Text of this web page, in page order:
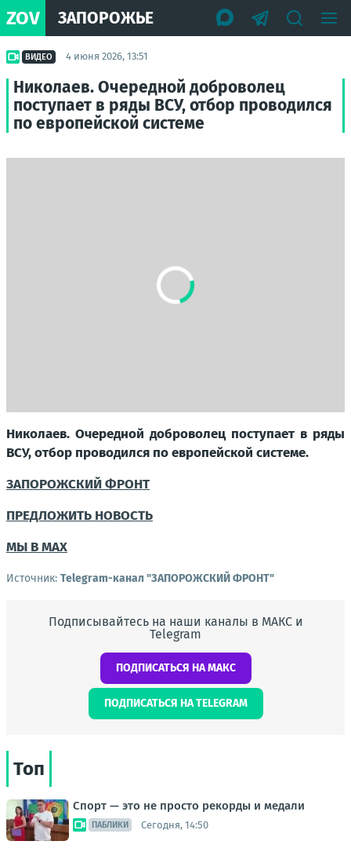
ZOV ЗАПОРОЖЬЕ
ВИДЕО 4 июня 2026, 13:51
Николаев. Очередной доброволец
поступает в ряды ВСУ, отбор проводился
по европейской системе
Николаев. Очередной доброволец поступает в ряды
ВСУ, отбор проводился по европейской системе.
ЗАПОРОЖСКИЙ ФРОНТ
ПРЕДЛОЖИТЬ НОВОСТЬ
МЫ В MAX
Источник: Telegram-канал "ЗАПОРОЖСКИЙ ФРОНТ"
Подписывайтесь на наши каналы в МАКС и
Telegram
ПОДПИСАТЬСЯ НА МАКС
ПОДПИСАТЬСЯ НА TELEGRAM
Топ
Спорт — это не просто рекорды и медали
ПАБЛИКИ Сегодня, 14:50